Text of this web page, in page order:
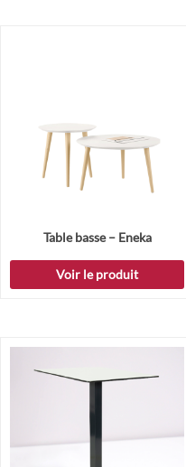
Table basse – Eneka
Voir le produit